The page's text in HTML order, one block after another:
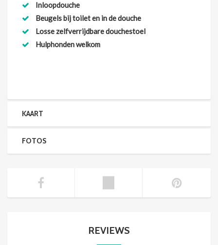
Inloopdouche
Beugels bij toilet en in de douche
Losse zelfverrijdbare douchestoel
Hulphonden welkom
KAART
FOTOS
REVIEWS